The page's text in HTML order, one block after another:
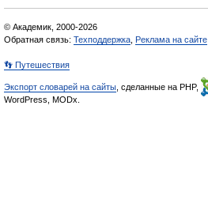
© Академик, 2000-2026
Обратная связь: Техподдержка Реклама на сайте
👣 Путешествия
Экспорт словарей на сайты , сделанные на PHP,
WordPress, MODx.